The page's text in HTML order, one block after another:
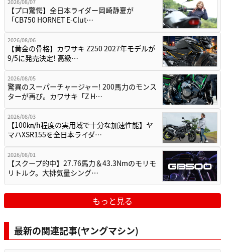
【プロ驚愕】全日本ライダー岡崎静夏が
「CB750 HORNET E-Clut…
2026/08/06
【黄金の骨格】カワサキ Z250 2027年モデルが
9/5に発売決定! 高級…
2026/08/05
驚異のスーパーチャージャー! 200馬力のモンス
ターが再び。カワサキ「Z H…
2026/08/03
【100㎞/h程度の実用域で十分な加速性能】ヤ
マハXSR155を全日本ライダ…
2026/08/01
【スクープ的中】27.76馬力＆43.3Nmのモリモ
リトルク。大排気量シング…
もっと見る
最新の関連記事(ヤングマシン)